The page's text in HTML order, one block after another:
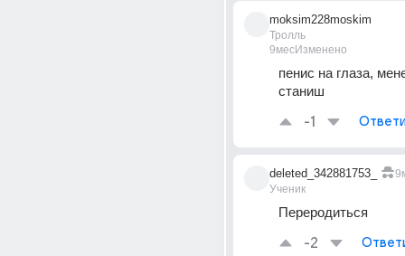
moksim228moskim
Тролль
9месИзменено
пенис на глаза,
станиш
-1
deleted_342881753_
Ученик
Переродиться
-2